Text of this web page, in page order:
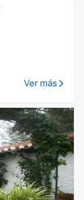
Ver más